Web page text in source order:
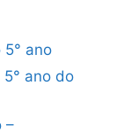
ano
ano do
–